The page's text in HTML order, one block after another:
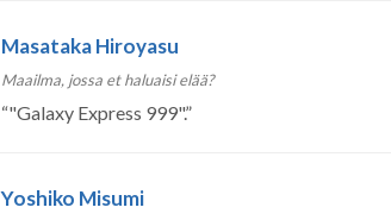
Masataka Hiroyasu
Maailma, jossa et haluaisi elää?
“"Galaxy Express 999".”
Yoshiko Misumi